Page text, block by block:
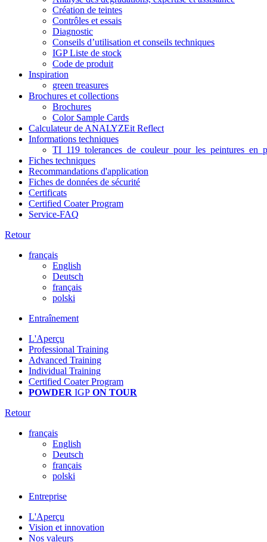
Création de teintes
Contrôles et essais
Diagnostic
Conseils d’utilisation et conseils techniques
IGP Liste de stock
Code de produit
Inspiration
green treasures
Brochures et collections
Brochures
Color Sample Cards
Calculateur de ANALYZEit Reflect
Informations techniques
Fiches techniques
Recommandations d'application
Fiches de données de sécurité
Certificats
Certified Coater Program
Service-FAQ
Retour
français
English
Deutsch
français
polski
Entraînement
L'Aperçu
Professional Training
Advanced Training
Individual Training
Certified Coater Program
POWDER IGP ON TOUR
Retour
français
English
Deutsch
français
polski
Entreprise
L'Aperçu
Vision et innovation
Nos valeurs